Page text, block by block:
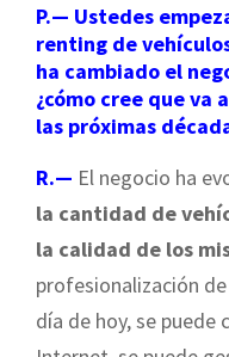
P.— Ustedes
renting de
ha cambiado el
¿cómo cree que va
las próximas
R.— El negocio ha
la cantidad de
la calidad de los
profesionalización
día de hoy, se